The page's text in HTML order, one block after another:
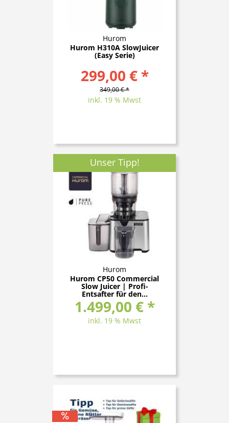
Hurom
Hurom H310A SlowJuicer
(Easy Serie)
299,00 € *
349,00 € *
inkl. 19 % Mwst
Unser Tipp!
Hurom
Hurom CP50 Commercial
Slow Juicer | Profi-
Entsafter für den...
1.499,00 € *
inkl. 19 % Mwst